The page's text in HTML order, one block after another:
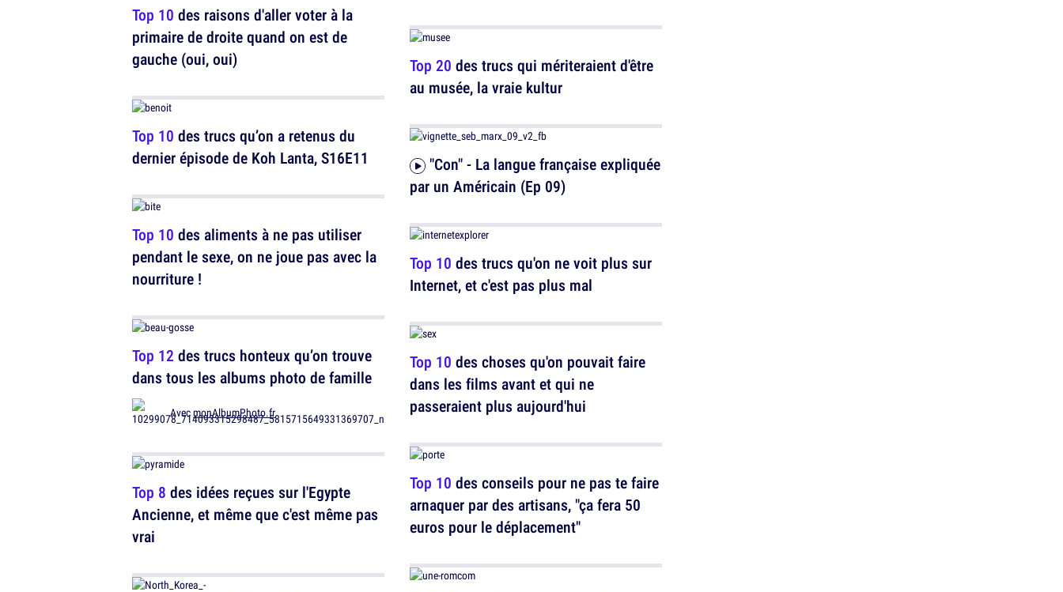
Top 10 des raisons d'aller voter à la
primaire de droite quand on est de
gauche (oui, oui)
Top 10 des trucs qu’on a retenus du
dernier épisode de Koh Lanta, S16E11
Top 10 des aliments à ne pas utiliser
pendant le sexe, on ne joue pas avec la
nourriture !
Top 12 des trucs honteux qu’on trouve
dans tous les albums photo de famille
AvecmonAlbumPhoto.fr
Top 8 des idées reçues sur l'Egypte
Ancienne, et même que c'est même pas
vrai
Top 20 des trucs qui mériteraient d'être
au musée, la vraie kultur
par un Américain (Ep 09)
Top 10 des trucs qu'on ne voit plus sur
Internet, et c'est pas plus mal
Top 10 des choses qu'on pouvait faire
dans les films avant et qui ne
passeraient plus aujourd'hui
Top 10 des conseils pour ne pas te faire
arnaquer par des artisans, "ça fera 50
euros pour le déplacement"